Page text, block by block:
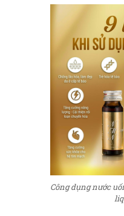
Công dụng nước